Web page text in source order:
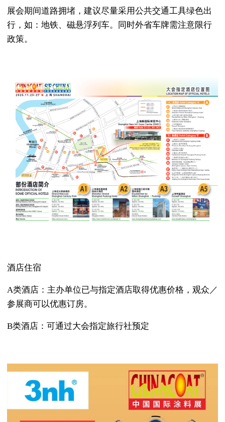
展会期间道路拥堵，建议尽量采用公共交通工具绿色出
行，如：地铁、磁悬浮列车。同时外省车牌需注意限行
政策。
酒店住宿
A类酒店：主办单位已与指定酒店取得优惠价格，观众／
参展商可以优惠订房。
B类酒店：可通过大会指定旅行社预定